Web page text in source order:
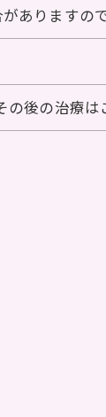
ありますの
の後の治療は